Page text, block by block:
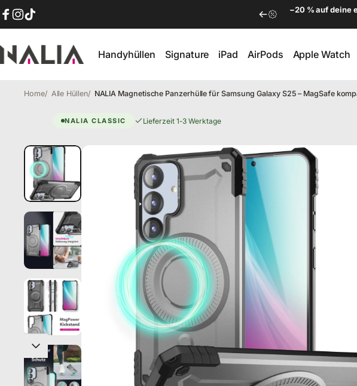
Direkt zum Inhalt −20 % auf deine
NALIA Berlin Handyhüllen Signature iPad AirPods Apple Watch
Home Alle Hüllen NALIA Magnetische Panzerhülle für Samsung Galaxy S25 – MagSafe
NALIA CLASSIC Lieferzeit 1-3 Werktage